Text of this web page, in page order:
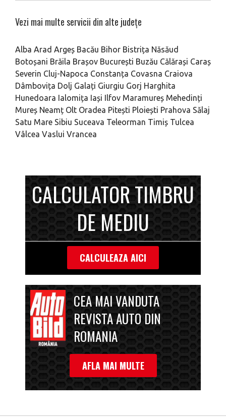
Vezi mai multe servicii din alte județe
Alba Arad Argeș Bacău Bihor Bistrița Năsăud
Botoșani Brăila Brașov București Buzău Călărași Caraș
Severin Cluj-Napoca Constanța Covasna Craiova
Dâmbovița Dolj Galați Giurgiu Gorj Harghita
Hunedoara Ialomița Iași Ilfov Maramureș Mehedinți
Mureș Neamț Olt Oradea Pitești Ploiești Prahova Sălaj
Satu Mare Sibiu Suceava Teleorman Timiș Tulcea
Vâlcea Vaslui Vrancea
CALCULATOR TIMBRU
DE MEDIU
CALCULEAZA AICI
CEA MAI VANDUTA
REVISTA AUTO DIN
ROMANIA
AFLA MAI MULTE